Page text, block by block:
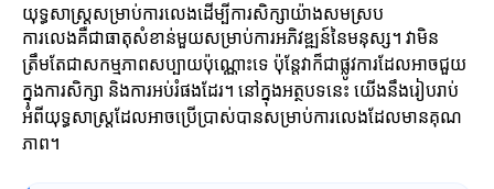
យុទ្ធសាស្ត្រសម្រាប់ការលេងដើម្បីការសិក្សាយ៉ាងសមស្រប
ការលេងគឺជាធាតុសំខាន់មួយសម្រាប់ការអភិវឌ្ឍន៍នៃមនុស្ស។ វាមិន
ត្រឹមតែជាសកម្មភាពសប្បាយប៉ុណ្ណោះទេ ប៉ុន្តែវាក៏ជាផ្លូវការដែលអាចជួយ
ក្នុងការសិក្សា និងការអប់រំផងដែរ។ នៅក្នុងអត្ថបទនេះ យើងនឹងរៀបរាប់
អំពីយុទ្ធសាស្ត្រដែលអាចប្រើប្រាស់បានសម្រាប់ការលេងដែលមានគុណ
ភាព។